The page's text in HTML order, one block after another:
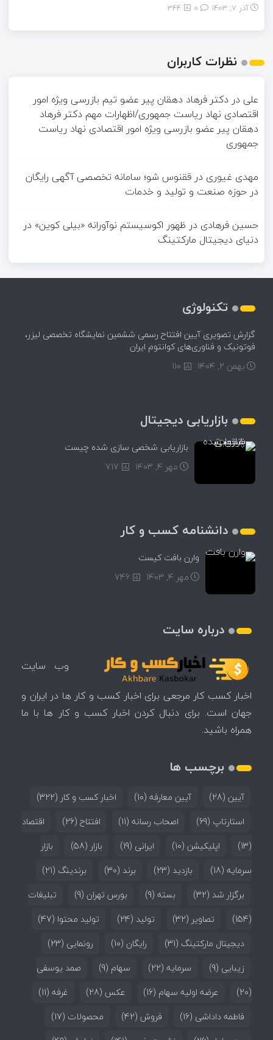
آذر ۷, ۱۴۰۳ 344
نظرات کاربران
علیدر دکتر فرهاد دهقان پیر عضو تيم بازرسی ويژه امور
اقتصادی نهاد رياست جمهوری/اظهارات مهم دکتر فرهاد
دهقان پیر عضو بازرسی ویژه امور اقتصادی نهاد ریاست
جمهوری
مهدی غیوری در ققنوس شو؛ سامانه تخصصی آگهی رایگان
در حوزه صنعت و تولید و خدمات
حسین فرهادی در ظهور اکوسیستم نوآورانه «بیلی کوین» در
دنیای دیجیتال مارکتینگ
تکنولوژی
گزارش تصویری آیین افتتاح رسمی ششمین نمایشگاه تخصصی لیزر،
فوتونیک و فناوری‌های کوانتوم ایران
بهمن ۲, ۱۴۰۴
110
بازاریابی دیجیتال
بازاریابی شخصی سازی شده چیست
مهر ۴, ۱۴۰۳
717
دانشنامه کسب و کار
وارن بافت کیست
مهر ۴, ۱۴۰۳
746
درباره سایت
وب سایت
اخبار کسب کار مرجعی برای اخبار کسب و کار ها در ایران و
جهان است. برای دنبال کردن اخبار کسب و کار ها با ما
همراه باشید.
برچسب ها
آیین (28) آیین معارفه (10) اخبار کسب و کار (322)
استارتاپ (69) اصحاب رسانه (11) افتتاح (26)
اقتصاد
(13)
اپلیکیشن (10) ایرانی (19) بازار (58)
بازار
سرمایه (18) بازدید (23) برند (30) برندینگ (21)
برگزار شد (32) بسته (9) بورس تهران (9)
تبلیغات
(154)
تصاویر (32) تولید (24) تولید محتوا (47)
دیجیتال مارکتینگ (31) رایگان (10) رونمایی (23)
زیبایی (9) سرمایه (22) سهام (9)
صمد یوسفی
(20)
عرضه اولیه سهام (16) عکس (28) غرفه (11)
فاطمه داداشی (16) فروش (42) محصولات (17)